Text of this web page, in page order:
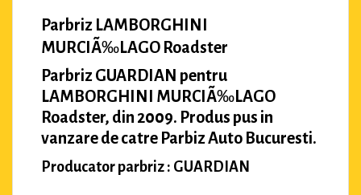
Parbriz LAMBORGHINI
MURCIÃ‰LAGO Roadster
Parbriz GUARDIAN pentru
LAMBORGHINI MURCIÃ‰LAGO
Roadster, din 2009. Produs pus in
vanzare de catre Parbiz Auto Bucuresti.
Producator parbriz : GUARDIAN